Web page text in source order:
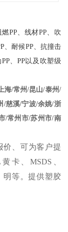
燃PP、线材PP、吹
、耐候PP、抗撞击
PP、 PP以及吹塑级
海/常州/昆山/泰州/
/慈溪/宁波/余姚/浙
/常州市/苏州市/南
价、可为客户提
黄卡、 MSDS 、
明等。提供塑胶